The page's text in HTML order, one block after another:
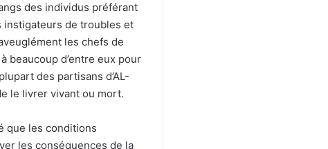
des individus préférant
instigateurs de troubles et
les chefs de
beaucoup d’entre eux pour
des partisans d’AL-
le livrer vivant ou mort.
que les conditions
les conséquences de la